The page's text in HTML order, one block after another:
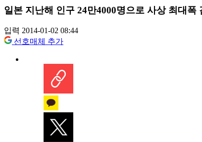
일본 지난해 인구 24만4000명으로 사상 최대
입력 2014-01-02 08:44
선호매체 추가